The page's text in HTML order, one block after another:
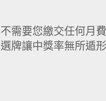
不需要您繳交任何月
選牌讓中獎率無所遁形